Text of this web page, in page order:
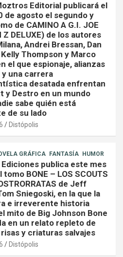
Editorial publicará el
de agosto el segundo y
de CAMINO A G.I. JOE
Z DELUXE) de los autores
Andrei Bressan, Dan
Thompson y Marco
el que espionaje, alianzas
una carrera
desatada enfrentan
y Destro en un mundo
sabe quién está
de su lado
Distópolis
GRÁFICA FANTASÍA HUMOR
publica este mes
tomo BONE – LOS SCOUTS
de Jeff
Sniegoski, en la que la
e irreverente historia
mito de Big Johnson Bone
en un relato repleto de
y criaturas salvajes
Distópolis